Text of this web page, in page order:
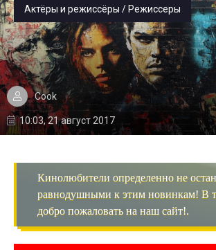
Актёры и режиссёры / Режиссеры
Cook
10:03, 21 август 2017
Кинолюбители определенно не
равнодушными к этим новинкам! В
добро пожаловать на наш сайт!.